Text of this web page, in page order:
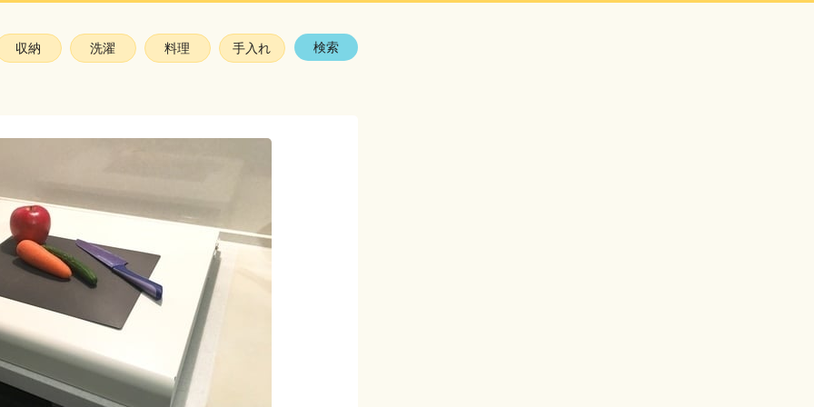
収納 洗濯 料理 手入れ 検索